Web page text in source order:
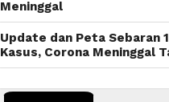
Meninggal
Update dan Peta Sebaran
Kasus, Corona Meninggal